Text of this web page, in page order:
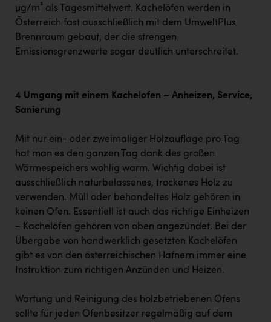
µg/m³ als Tagesmittelwert. Kachelöfen werden in
Österreich fast ausschließlich mit dem UmweltPlus
Brennraum gebaut, der die strengen
Emissionsgrenzwerte sogar deutlich unterschreitet.
4 Umgang mit einem Kachelofen – Anheizen, Service,
Sanierung
Mit nur ein- oder zweimaliger Holzauflage pro Tag
hat man es den ganzen Tag dank des großen
Wärmespeichers wohlig warm. Wichtig dabei ist
ausschließlich naturbelassenes, trockenes Holz zu
verwenden. Müll oder behandeltes Holz gehören in
keinen Ofen. Essentiell ist auch das richtige Einheizen
– Kachelöfen gehören von oben angezündet. Bei der
Übergabe von handwerklich gesetzten Kachelöfen
gibt es von den österreichischen Hafnern immer eine
Instruktion zum richtigen Anzünden und Heizen.
Wartung und Reinigung des holzbetriebenen Ofens
sollte für jeden Ofenbesitzer regelmäßig auf dem